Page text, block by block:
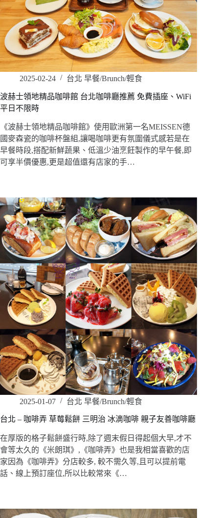
2025-02-24 台北 早餐/Brunch/輕食
波赫士領地精品咖啡館 台北咖啡廳推薦 免費插座、WiFi
平日不限時
《波赫士領地精品咖啡館》使用歐洲第一名MEISSEN德
國麥森瓷的咖啡杯盤組,讓喝咖啡更有氛圍儀式感若是在
早餐時段,搭配新鮮蔬果、低溫少油烹飪製作的早午餐,即
可享半價優惠,更是超值還有店家的手…
2025-01-07 台北 早餐/Brunch/輕食
台北 – 咖啡弄 草莓鬆餅 三明治 冰滴咖啡 親子友善咖啡廳
在厚版的格子鬆餅盛行時,除了週末假日得起個大早,才不
會等太久的《米朗琪》,《咖啡弄》也是我相當喜歡的店
家因為《咖啡弄》分店較多, 較不需久等,且可以提前電
話、線上預訂座位,所以比較常來《…